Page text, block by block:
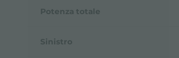
Potenza totale
Sinistro